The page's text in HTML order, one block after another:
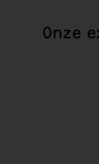
Onze